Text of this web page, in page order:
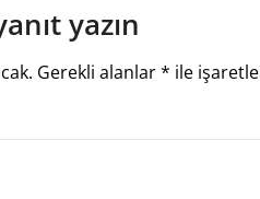
yazın
Gerekli alanlar* ile